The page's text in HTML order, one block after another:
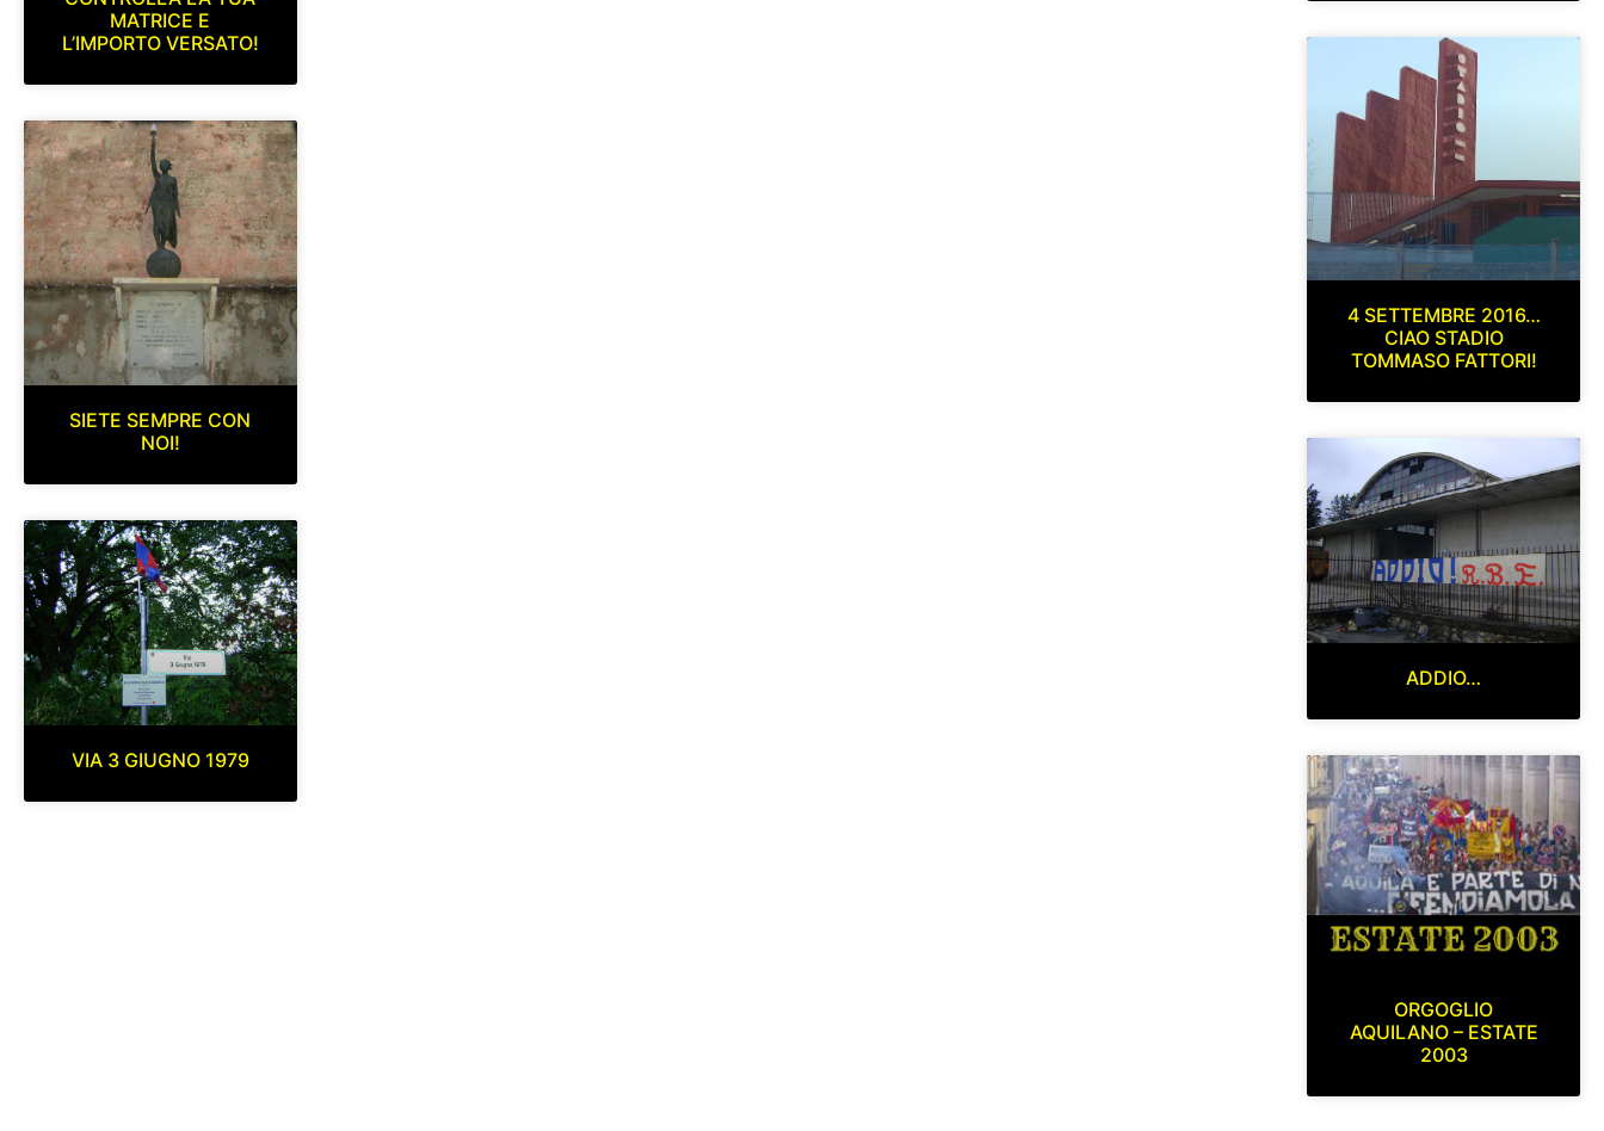
MATRICE E
L’IMPORTO VERSATO!
SIETE SEMPRE CON
NOI!
VIA 3 GIUGNO 1979
4 SETTEMBRE 2016…
CIAO STADIO
TOMMASO FATTORI!
ADDIO…
ORGOGLIO
AQUILANO – ESTATE
2003